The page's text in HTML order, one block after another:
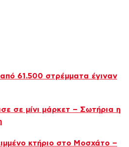
61.500 στρέμματα έγιναν
σε μίνι μάρκετ – Σωτήρια η
κτήριο στο Μοσχάτο –